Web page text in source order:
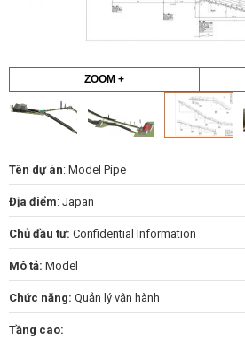
ZOOM +
Tên dự án: Model Pipe
Địa điểm: Japan
Chủ đầu tư: Confidential Information
Mô tả: Model
Chức năng: Quản lý vận hành
Tầng cao: